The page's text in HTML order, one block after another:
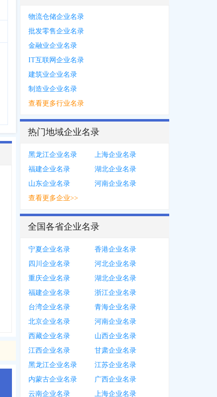
物流仓储企业名录
批发零售企业名录
金融业企业名录
IT互联网企业名录
建筑业企业名录
制造业企业名录
查看更多行业名录
热门地域企业名录
黑龙江企业名录
上海企业名录
福建企业名录
湖北企业名录
山东企业名录
河南企业名录
查看更多企业>>
全国各省企业名录
宁夏企业名录
香港企业名录
四川企业名录
河北企业名录
重庆企业名录
湖北企业名录
福建企业名录
浙江企业名录
台湾企业名录
青海企业名录
北京企业名录
河南企业名录
西藏企业名录
山西企业名录
江西企业名录
甘肃企业名录
黑龙江企业名录
江苏企业名录
内蒙古企业名录
广西企业名录
云南企业名录
上海企业名录